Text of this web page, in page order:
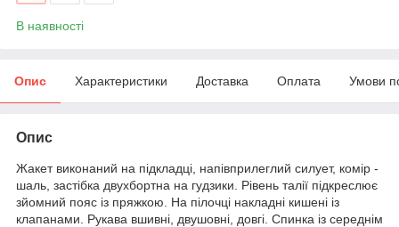
В наявності
Опис Характеристики Доставка Оплата Умови
Опис
Жакет виконаний на підкладці, напівприлеглий силует, комір -
шаль, застібка двухбортна на гудзики. Рівень талії підкреслює
зйомний пояс із пряжкою. На пілочці накладні кишені із
клапанами. Рукава вшивні, двушовні, довгі. Спинка із середнім